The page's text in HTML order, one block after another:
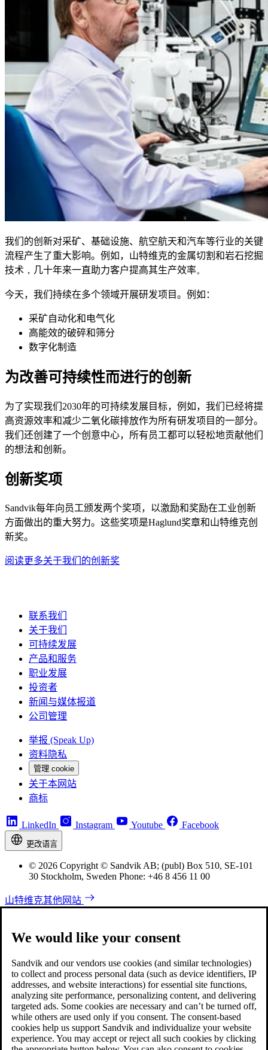
我们的创新对采矿、基础设施、航空航天和汽车等行业的关键
流程产生了重大影响。例如，山特维克的金属切割和岩石挖掘
技术 ， 几十年来一直助力客户提高其生产效率。
今天，我们 持续在多个领域开展研发项目。例如：
采矿自动化和电气化
高能效的破碎和筛分
数字化制造
为改善可持续性而进行的创新
为了实现我们2030年的可持续发展目标，例如，我们已经将提
高资源效率和减少二氧化碳排放作为所有研发项目的一部分。
我们还创建了一个创意中心，所有员工都可以轻松地贡献他们
的想法和创新。
创新奖项
Sandvik每年向员工颁发两个奖项，以激励和奖励在工业创新
方面做出的重大努力。这些奖项是Haglund奖章和山特维克创
新奖。
阅读更多关于我们的创新奖
联系我们
关于我们
可持续发展
产品和服务
职业发展
投资者
新闻与媒体报道
公司管理
举报 (Speak Up)
资料隐私
管理 cookie
关于本网站
商标
LinkedIn Instagram Youtube Facebook
更改语言
© 2026 Copyright © Sandvik AB; (publ) Box 510, SE-101
30 Stockholm, Sweden Phone: +46 8 456 11 00
山特维克其他网站
We would like your consent
Sandvik and our vendors use cookies (and similar technologies)
to collect and process personal data (such as device identifiers, IP
addresses, and website interactions) for essential site functions,
analyzing site performance, personalizing content, and delivering
targeted ads. Some cookies are necessary and can’t be turned off,
while others are used only if you consent. The consent-based
cookies help us support Sandvik and individualize your website
experience. You may accept or reject all such cookies by clicking